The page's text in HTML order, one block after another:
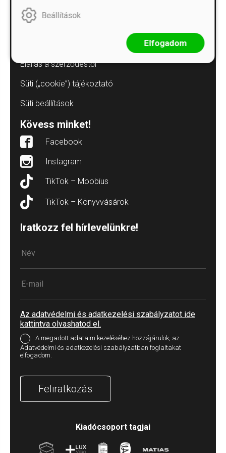
Adatvédelmi tájékoztatók
Elállás a szerződéstől
Süti („cookie”) tájékoztató
Süti beállítások
Kövess minket!
Facebook
Instagram
TikTok – Moobius
TikTok – Könyvvásárok
Iratkozz fel hírlevelünkre!
Az adatvédelmi és adatkezelési szabályzatot ide
kattintva olvashatod el.
A megadott adataim kezeléséhez hozzájárulok, az
Adatvédelmi és adatkezelési szabályzatban foglaltakat
elfogadom.
Feliratkozás
Kiadócsoport tagjai
Beállítások
Elfogadom